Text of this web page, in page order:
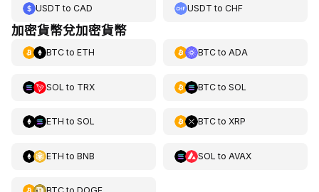
USDT to CAD USDT toCHF
加密貨幣兌加密貨幣
BTCto ETH BTCto ADA
SOL to TRX BTCto SOL
ETH to SOL BTCto XRP
ETH to BNB SOL to AVAX